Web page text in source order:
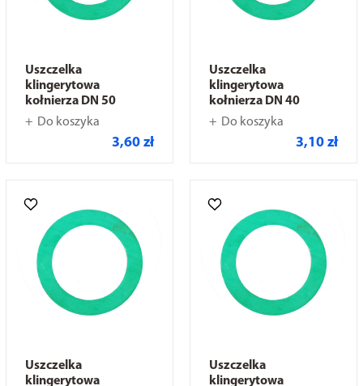
Uszczelka
klingerytowa
kołnierza DN 50
Do koszyka
3,60 zł
Uszczelka
klingerytowa
kołnierza DN 40
Do koszyka
3,10 zł
Uszczelka
klingerytowa
Uszczelka
klingerytowa